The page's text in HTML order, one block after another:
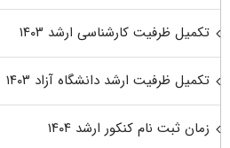
تکمیل ظرفیت کارشناسی ارشد ۱۴۰۳
تکمیل ظرفیت ارشد دانشگاه آزاد ۱۴۰۳
زمان ثبت نام کنکور ارشد ۱۴۰۴